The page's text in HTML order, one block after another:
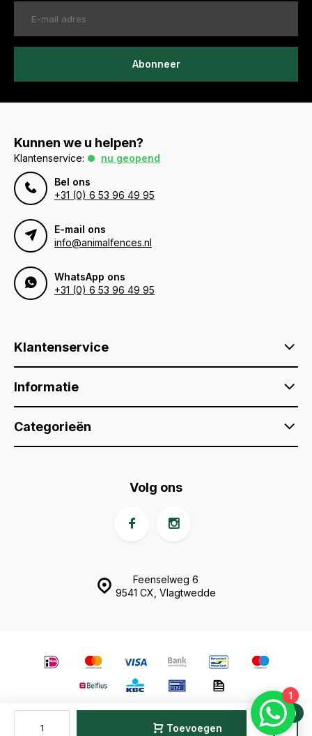
Toevoegen
Abonneer
Kunnen we u helpen?
Klantenservice:
nu geopend
Bel ons
+31 (0) 6 53 96 49 95
E-mail ons
info@animalfences.nl
WhatsApp ons
+31 (0) 6 53 96 49 95
Klantenservice
Informatie
Categorieën
Feenselweg 6
9541 CX, Vlagtwedde
Volg ons
Sitemap 0
Vergelijk
1